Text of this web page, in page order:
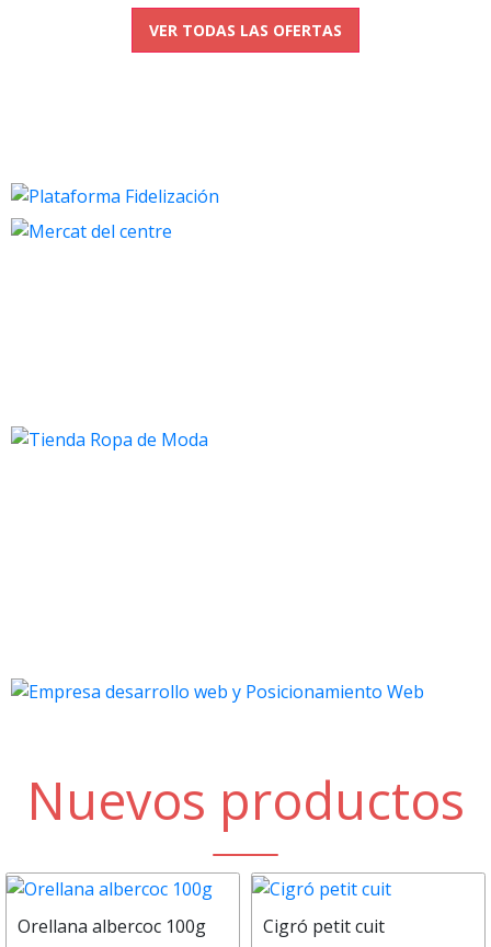
VER TODAS LAS OFERTAS
Nuevos productos
Orellana albercoc 100g Cigró petit cuit